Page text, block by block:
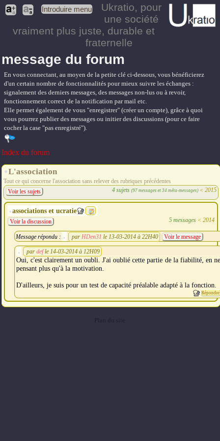
Introduire menu Ukratio, pour
une société
vraiment plus juste, durable et
fraternelle
message du forum
En vous connectant, au moyen de la petite clé ci-dessous, vous bénéficierez
d'un certain nombre de fonctionnalités pour mieux suivre les échanges :
signalement des derniers messages, des messages non-lus ou à revoir,
fonctionnement correct de la notification par mail etc.
Elle permet également de vous "enregistrer" (créer un compte), grâce à quoi
vous pourrez publier des messages ou initier des discussions (pour ce faire
cocher la case "pas enregistré").
Index du forum
L'association
Tout ce qui concerne l'association sans relever des rubriques précédentes
4 sujets (97 messages et 34 méta-messages) < 2015
Voir les sujets
associations et ucratie
5 messages< 2014
Voir la discussion
Message répondu : par HDen31 le 13-03-2014 à 22H40 Voir le message
par def le 14-03-2014 à 12H09
Oui, c'est clairement un oubli. J'ai oublié cette partie de la fiabilité, en ne
pensant plus qu'à la motivation.
D'ailleurs, je suis pour un test de capacité préalable adapté à la fonction.
Répondre
Plan du site